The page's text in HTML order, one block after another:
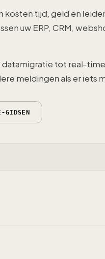
tijd, geld en
uw ERP, CRM,
tot real-
meldingen als er iets
GIDSEN